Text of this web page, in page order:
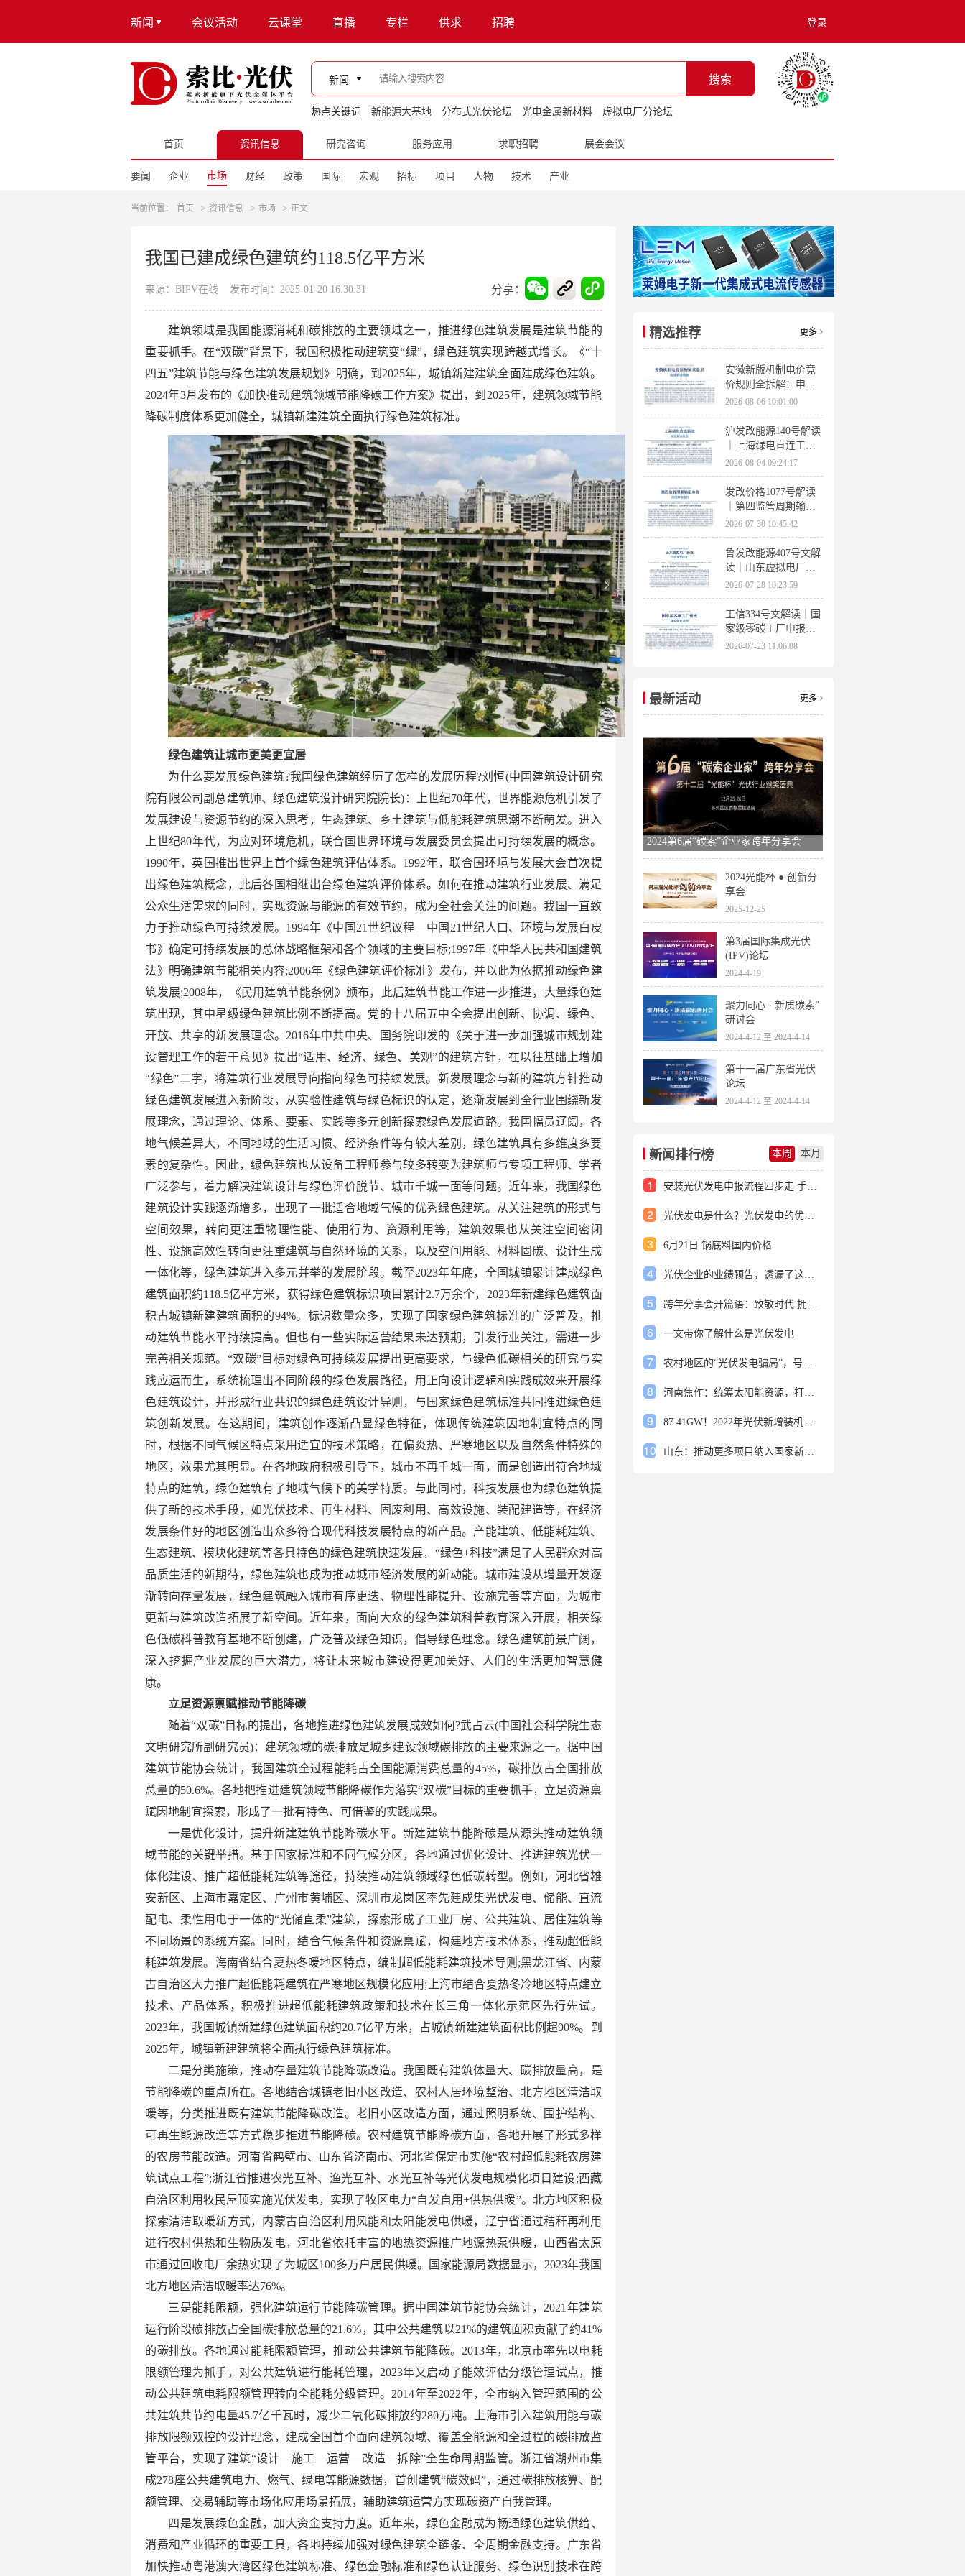
新闻 会议活动 云课堂 直播 专栏 供求 招聘 登录
新闻 搜索
热点关键词 新能源大基地 分布式光伏论坛 光电金属新材料 虚拟电厂分论坛
首页 资讯信息 研究咨询 服务应用 求职招聘 展会会议
要闻 企业 市场 财经 政策 国际 宏观 招标 项目 人物 技术 产业
当前位置： 首页 > 资讯信息 > 市场 > 正文
我国已建成绿色建筑约118.5亿平方米
来源：BIPV在线 发布时间：2025-01-20 16:30:31 分享：
建筑领域是我国能源消耗和碳排放的主要领域之一，推进绿色建筑发展是建筑节能的
重要抓手。在“双碳”背景下，我国积极推动建筑变“绿”，绿色建筑实现跨越式增长。《“十
四五”建筑节能与绿色建筑发展规划》明确，到2025年，城镇新建建筑全面建成绿色建筑。
2024年3月发布的《加快推动建筑领域节能降碳工作方案》提出，到2025年，建筑领域节能
降碳制度体系更加健全，城镇新建建筑全面执行绿色建筑标准。
绿色建筑让城市更美更宜居
为什么要发展绿色建筑?我国绿色建筑经历了怎样的发展历程?刘恒(中国建筑设计研究
院有限公司副总建筑师、绿色建筑设计研究院院长)：上世纪70年代，世界能源危机引发了
发展建设与资源节约的深入思考，生态建筑、乡土建筑与低能耗建筑思潮不断萌发。进入
上世纪80年代，为应对环境危机，联合国世界环境与发展委员会提出可持续发展的概念。
1990年，英国推出世界上首个绿色建筑评估体系。1992年，联合国环境与发展大会首次提
出绿色建筑概念，此后各国相继出台绿色建筑评价体系。如何在推动建筑行业发展、满足
公众生活需求的同时，实现资源与能源的有效节约，成为全社会关注的问题。我国一直致
力于推动绿色可持续发展。1994年《中国21世纪议程—中国21世纪人口、环境与发展白皮
书》确定可持续发展的总体战略框架和各个领域的主要目标;1997年《中华人民共和国建筑
法》明确建筑节能相关内容;2006年《绿色建筑评价标准》发布，并以此为依据推动绿色建
筑发展;2008年，《民用建筑节能条例》颁布，此后建筑节能工作进一步推进，大量绿色建
筑出现，其中星级绿色建筑比例不断提高。党的十八届五中全会提出创新、协调、绿色、
开放、共享的新发展理念。2016年中共中央、国务院印发的《关于进一步加强城市规划建
设管理工作的若干意见》提出“适用、经济、绿色、美观”的建筑方针，在以往基础上增加
“绿色”二字，将建筑行业发展导向指向绿色可持续发展。新发展理念与新的建筑方针推动
绿色建筑发展进入新阶段，从实验性建筑与绿色标识的认定，逐渐发展到全行业围绕新发
展理念，通过理论、体系、要素、实践等多元创新探索绿色发展道路。我国幅员辽阔，各
地气候差异大，不同地域的生活习惯、经济条件等有较大差别，绿色建筑具有多维度多要
素的复杂性。因此，绿色建筑也从设备工程师参与较多转变为建筑师与专项工程师、学者
广泛参与，着力解决建筑设计与绿色评价脱节、城市千城一面等问题。近年来，我国绿色
建筑设计实践逐渐增多，出现了一批适合地域气候的优秀绿色建筑。从关注建筑的形式与
空间效果，转向更注重物理性能、使用行为、资源利用等，建筑效果也从关注空间密闭
性、设施高效性转向更注重建筑与自然环境的关系，以及空间用能、材料固碳、设计生成
一体化等，绿色建筑进入多元并举的发展阶段。截至2023年年底，全国城镇累计建成绿色
建筑面积约118.5亿平方米，获得绿色建筑标识项目累计2.7万余个，2023年新建绿色建筑面
积占城镇新建建筑面积的94%。标识数量众多，实现了国家绿色建筑标准的广泛普及，推
动建筑节能水平持续提高。但也有一些实际运营结果未达预期，引发行业关注，需进一步
完善相关规范。“双碳”目标对绿色可持续发展提出更高要求，与绿色低碳相关的研究与实
践应运而生，系统梳理出不同阶段的绿色发展路径，用正向设计逻辑和实践成效来开展绿
色建筑设计，并形成行业共识的绿色建筑设计导则，与国家绿色建筑标准共同推进绿色建
筑创新发展。在这期间，建筑创作逐渐凸显绿色特征，体现传统建筑因地制宜特点的同
时，根据不同气候区特点采用适宜的技术策略，在偏炎热、严寒地区以及自然条件特殊的
地区，效果尤其明显。在各地政府积极引导下，城市不再千城一面，而是创造出符合地域
特点的建筑，绿色建筑有了地域气候下的美学特质。与此同时，科技发展也为绿色建筑提
供了新的技术手段，如光伏技术、再生材料、固废利用、高效设施、装配建造等，在经济
发展条件好的地区创造出众多符合现代科技发展特点的新产品。产能建筑、低能耗建筑、
生态建筑、模块化建筑等各具特色的绿色建筑快速发展，“绿色+科技”满足了人民群众对高
品质生活的新期待，绿色建筑也成为推动城市经济发展的新动能。城市建设从增量开发逐
渐转向存量发展，绿色建筑融入城市有序更迭、物理性能提升、设施完善等方面，为城市
更新与建筑改造拓展了新空间。近年来，面向大众的绿色建筑科普教育深入开展，相关绿
色低碳科普教育基地不断创建，广泛普及绿色知识，倡导绿色理念。绿色建筑前景广阔，
深入挖掘产业发展的巨大潜力，将让未来城市建设得更加美好、人们的生活更加智慧健
康。
立足资源禀赋推动节能降碳
随着“双碳”目标的提出，各地推进绿色建筑发展成效如何?武占云(中国社会科学院生态
文明研究所副研究员)：建筑领域的碳排放是城乡建设领域碳排放的主要来源之一。据中国
建筑节能协会统计，我国建筑全过程能耗占全国能源消费总量的45%，碳排放占全国排放
总量的50.6%。各地把推进建筑领域节能降碳作为落实“双碳”目标的重要抓手，立足资源禀
赋因地制宜探索，形成了一批有特色、可借鉴的实践成果。
一是优化设计，提升新建建筑节能降碳水平。新建建筑节能降碳是从源头推动建筑领
域节能的关键举措。基于国家标准和不同气候分区，各地通过优化设计、推进建筑光伏一
体化建设、推广超低能耗建筑等途径，持续推动建筑领域绿色低碳转型。例如，河北省雄
安新区、上海市嘉定区、广州市黄埔区、深圳市龙岗区率先建成集光伏发电、储能、直流
配电、柔性用电于一体的“光储直柔”建筑，探索形成了工业厂房、公共建筑、居住建筑等
不同场景的系统方案。同时，结合气候条件和资源禀赋，构建地方技术体系，推动超低能
耗建筑发展。海南省结合夏热冬暖地区特点，编制超低能耗建筑技术导则;黑龙江省、内蒙
古自治区大力推广超低能耗建筑在严寒地区规模化应用;上海市结合夏热冬冷地区特点建立
技术、产品体系，积极推进超低能耗建筑政策和技术在长三角一体化示范区先行先试。
2023年，我国城镇新建绿色建筑面积约20.7亿平方米，占城镇新建建筑面积比例超90%。到
2025年，城镇新建建筑将全面执行绿色建筑标准。
二是分类施策，推动存量建筑节能降碳改造。我国既有建筑体量大、碳排放量高，是
节能降碳的重点所在。各地结合城镇老旧小区改造、农村人居环境整治、北方地区清洁取
暖等，分类推进既有建筑节能降碳改造。老旧小区改造方面，通过照明系统、围护结构、
可再生能源改造等方式稳步推进节能降碳。农村建筑节能降碳方面，各地开展了形式多样
的农房节能改造。河南省鹤壁市、山东省济南市、河北省保定市实施“农村超低能耗农房建
筑试点工程”;浙江省推进农光互补、渔光互补、水光互补等光伏发电规模化项目建设;西藏
自治区利用牧民屋顶实施光伏发电，实现了牧区电力“自发自用+供热供暖”。北方地区积极
探索清洁取暖新方式，内蒙古自治区利用风能和太阳能发电供暖，辽宁省通过秸秆再利用
进行农村供热和生物质发电，河北省依托丰富的地热资源推广地源热泵供暖，山西省太原
市通过回收电厂余热实现了为城区100多万户居民供暖。国家能源局数据显示，2023年我国
北方地区清洁取暖率达76%。
三是能耗限额，强化建筑运行节能降碳管理。据中国建筑节能协会统计，2021年建筑
运行阶段碳排放占全国碳排放总量的21.6%，其中公共建筑以21%的建筑面积贡献了约41%
的碳排放。各地通过能耗限额管理，推动公共建筑节能降碳。2013年，北京市率先以电耗
限额管理为抓手，对公共建筑进行能耗管理，2023年又启动了能效评估分级管理试点，推
动公共建筑电耗限额管理转向全能耗分级管理。2014年至2022年，全市纳入管理范围的公
共建筑共节约电量45.7亿千瓦时，减少二氧化碳排放约280万吨。上海市引入建筑用能与碳
排放限额双控的设计理念，建成全国首个面向建筑领域、覆盖全能源和全过程的碳排放监
管平台，实现了建筑“设计—施工—运营—改造—拆除”全生命周期监管。浙江省湖州市集
成278座公共建筑电力、燃气、绿电等能源数据，首创建筑“碳效码”，通过碳排放核算、配
额管理、交易辅助等市场化应用场景拓展，辅助建筑运营方实现碳资产自我管理。
四是发展绿色金融，加大资金支持力度。近年来，绿色金融成为畅通绿色建筑供给、
消费和产业循环的重要工具，各地持续加强对绿色建筑全链条、全周期金融支持。广东省
加快推动粤港澳大湾区绿色建筑标准、绿色金融标准和绿色认证服务、绿色识别技术在跨
精选推荐 更多
安徽新版机制电价竞
价规则全拆解：申报
条件、保函罚则、出
清机制、聚合商门槛
2026-08-06 10:01:00
沪发改能源140号解读
｜上海绿电直连工作
方案 申报条件、源荷
指标、场景优先级全
梳理
2026-08-04 09:24:17
发改价格1077号解读
｜第四监管周期输配
电价落地 电量电价下
调容量电价上调
2026-07-30 10:45:42
鲁发改能源407号文解
读｜山东虚拟电厂管
理办法全文 分布式光
伏打包入市规则详解
2026-07-28 10:23:59
工信334号文解读｜国
家级零碳工厂申报条
件、三大硬性指标、
2026-07-23 11:06:08
最新活动 更多
2024第6届“碳索”企业家跨年分享会
2024光能杯 ● 创新分
享会
2025-12-25
第3届国际集成光伏
(IPV)论坛
2024-4-19
聚力同心 · 新质碳索”
研讨会
2024-4-12 至 2024-4-14
第十一届广东省光伏
论坛
2024-4-12 至 2024-4-14
新闻排行榜 本周 本月
1 安装光伏发电申报流程四步走 手把手教你装起光伏电站
2 光伏发电是什么？光伏发电的优缺点有哪些？
3 6月21日 锅底料国内价格
4 光伏企业的业绩预告，透漏了这些信号
5 跨年分享会开篇语：致敬时代 拥抱变革
6 一文带你了解什么是光伏发电
7 农村地区的“光伏发电骗局”，号称能用屋顶赚钱，不少人已经上当
8 河南焦作：统筹太阳能资源，打造百万千瓦级光伏基地
9 87.41GW！2022年光伏新增装机规模发布
10 山东：推动更多项目纳入国家新增风光大基地项目